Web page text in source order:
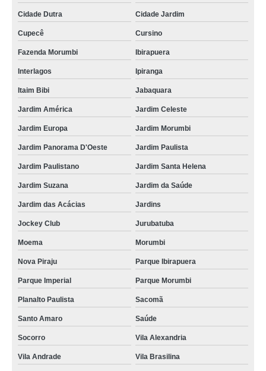
Cidade Dutra Cidade Jardim
Cupecê Cursino
Fazenda Morumbi Ibirapuera
Interlagos Ipiranga
Itaim Bibi Jabaquara
Jardim América Jardim Celeste
Jardim Europa Jardim Morumbi
Jardim Panorama D'Oeste Jardim Paulista
Jardim Paulistano Jardim Santa Helena
Jardim Suzana Jardim da Saúde
Jardim das Acácias Jardins
Jockey Club Jurubatuba
Moema Morumbi
Nova Piraju Parque Ibirapuera
Parque Imperial Parque Morumbi
Planalto Paulista Sacomã
Santo Amaro Saúde
Socorro Vila Alexandria
Vila Andrade Vila Brasilina